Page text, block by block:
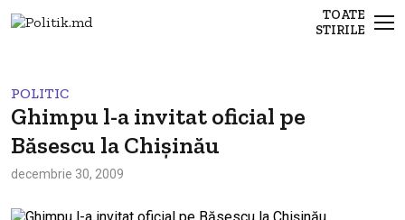
TOATE
STIRILE
POLITIC
Ghimpu l-a invitat oficial pe
Băsescu la Chișinău
decembrie 30, 2009